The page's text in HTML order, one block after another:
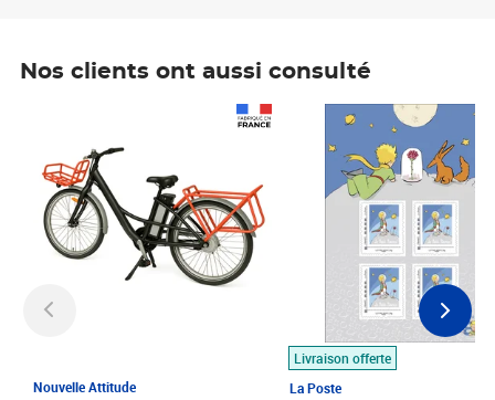
Nos clients ont aussi consulté
Nouvelle Attitude
Livraison offerte
La Poste
Prix 7,50€